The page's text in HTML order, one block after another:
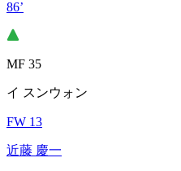
86’
MF 35
イ スンウォン
FW 13
近藤 慶一